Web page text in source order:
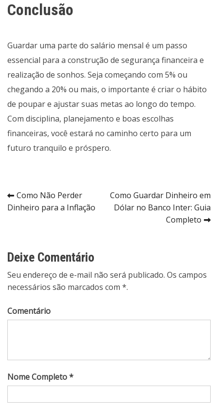
Conclusão
Guardar uma parte do salário mensal é um passo
essencial para a construção de segurança financeira e
realização de sonhos. Seja começando com 5% ou
chegando a 20% ou mais, o importante é criar o hábito
de poupar e ajustar suas metas ao longo do tempo.
Com disciplina, planejamento e boas escolhas
financeiras, você estará no caminho certo para um
futuro tranquilo e próspero.
Navegação
de
Como Não Perder
Dinheiro para a Inflação
Como Guardar Dinheiro em
Dólar no Banco Inter: Guia
Completo
Deixe Comentário
Seu endereço de e-mail não será publicado. Os campos
necessários são marcados com *.
Comentário
Nome Completo *